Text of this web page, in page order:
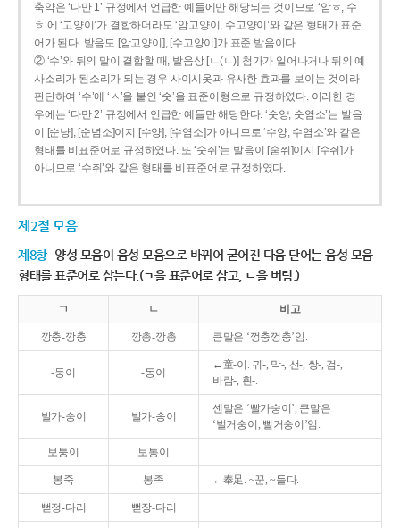
축약은 ‘다만 1’ 규정에서 언급한 예들에만 해당되는 것이므로 ‘암ㅎ, 수
ㅎ’에 ‘고양이’가 결합하더라도 ‘암고양이, 수고양이’와 같은 형태가 표준
어가 된다. 발음도 [암고양이], [수고양이]가 표준 발음이다.
② ‘수’와 뒤의 말이 결합할 때, 발음상 [ㄴ(ㄴ)] 첨가가 일어나거나 뒤의 예
사소리가 된소리가 되는 경우 사이시옷과 유사한 효과를 보이는 것이라
판단하여 ‘수’에 ‘ㅅ’을 붙인 ‘숫’을 표준어형으로 규정하였다. 이러한 경
우에는 ‘다만 2’ 규정에서 언급한 예들만 해당한다. ‘숫양, 숫염소’는 발음
이 [순냥], [순념소]이지 [수양], [수염소]가 아니므로 ‘수양, 수염소’와 같은
형태를 비표준어로 규정하였다. 또 ‘숫쥐’는 발음이 [숟쮜]이지 [수쥐]가
아니므로 ‘수쥐’와 같은 형태를 비표준어로 규정하였다.
제2절 모음
제8항 양성 모음이 음성 모음으로 바뀌어 굳어진 다음 단어는 음성 모음
형태를 표준어로 삼는다.(ㄱ을 표준어로 삼고, ㄴ을 버림.)
ㄱ ㄴ 비고
깡충-깡충 깡총-깡총 큰말은 ‘껑충껑충’임.
-둥이 -동이
←童-이. 귀-, 막-, 선-, 쌍-, 검-,
바람-, 흰-.
발가-숭이 발가-송이
센말은 ‘빨가숭이’, 큰말은
‘벌거숭이, 뻘거숭이’임.
보퉁이 보통이
봉죽 봉족 ←奉足. ~꾼, ~들다.
뻗정-다리 뻗장-다리